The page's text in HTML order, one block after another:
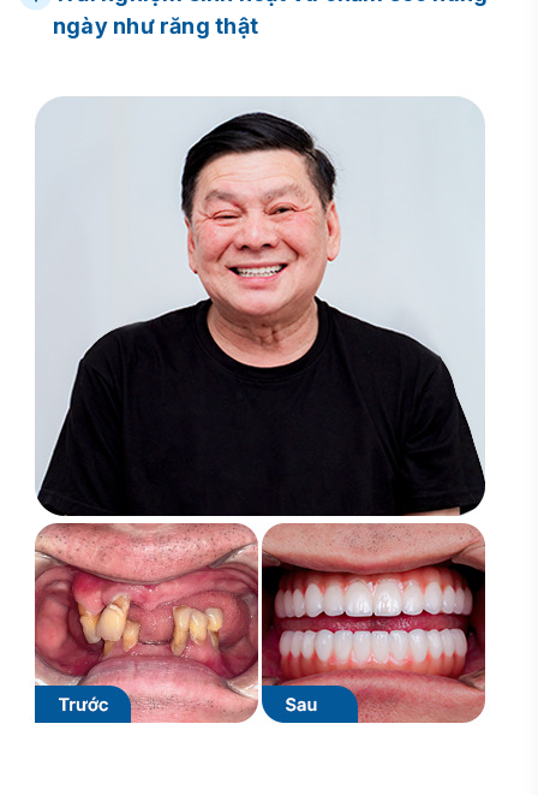
ngày như răng thật